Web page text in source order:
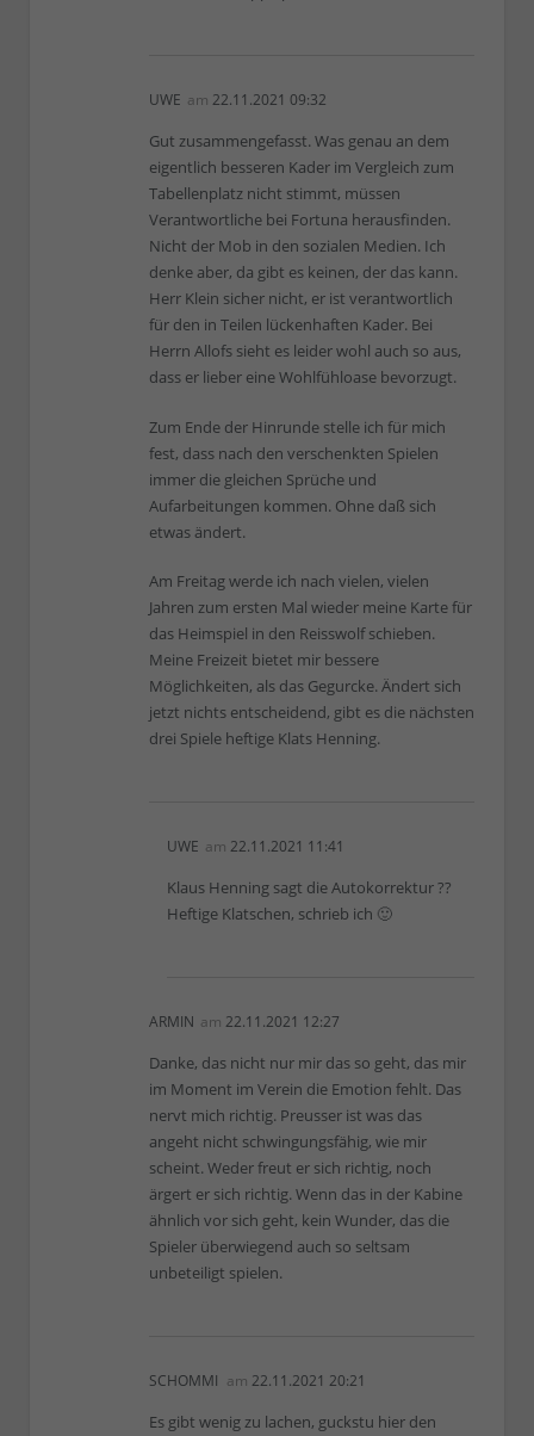
UWE am 22.11.2021 09:32
Gut zusammengefasst. Was genau an dem
eigentlich besseren Kader im Vergleich zum
Tabellenplatz nicht stimmt, müssen
Verantwortliche bei Fortuna herausfinden.
Nicht der Mob in den sozialen Medien. Ich
denke aber, da gibt es keinen, der das kann.
Herr Klein sicher nicht, er ist verantwortlich
für den in Teilen lückenhaften Kader. Bei
Herrn Allofs sieht es leider wohl auch so aus,
dass er lieber eine Wohlfühloase bevorzugt.
Zum Ende der Hinrunde stelle ich für mich
fest, dass nach den verschenkten Spielen
immer die gleichen Sprüche und
Aufarbeitungen kommen. Ohne daß sich
etwas ändert.
Am Freitag werde ich nach vielen, vielen
Jahren zum ersten Mal wieder meine Karte für
das Heimspiel in den Reisswolf schieben.
Meine Freizeit bietet mir bessere
Möglichkeiten, als das Gegurcke. Ändert sich
jetzt nichts entscheidend, gibt es die nächsten
drei Spiele heftige Klats Henning.
UWE am 22.11.2021 11:41
Klaus Henning sagt die Autokorrektur ??
Heftige Klatschen, schrieb ich 🙂
ARMIN am 22.11.2021 12:27
Danke, das nicht nur mir das so geht, das mir
im Moment im Verein die Emotion fehlt. Das
nervt mich richtig. Preusser ist was das
angeht nicht schwingungsfähig, wie mir
scheint. Weder freut er sich richtig, noch
ärgert er sich richtig. Wenn das in der Kabine
ähnlich vor sich geht, kein Wunder, das die
Spieler überwiegend auch so seltsam
unbeteiligt spielen.
SCHOMMI am 22.11.2021 20:21
Es gibt wenig zu lachen, guckstu hier den